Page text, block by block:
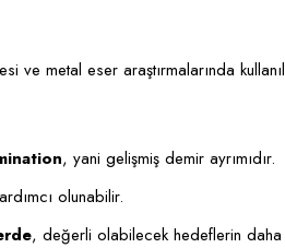
ve metal eser araştırmalarında
, yani gelişmiş demir ayrımıdır.
olunabilir.
, değerli olabilecek hedeflerin daha